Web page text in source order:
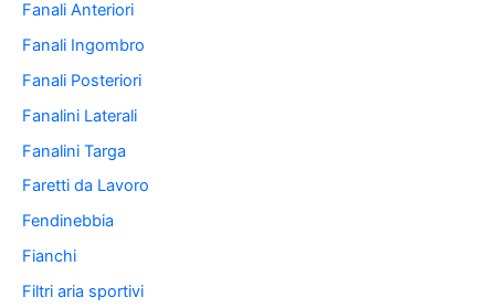
Fanali Anteriori
Fanali Ingombro
Fanali Posteriori
Fanalini Laterali
Fanalini Targa
Faretti da Lavoro
Fendinebbia
Fianchi
Filtri aria sportivi